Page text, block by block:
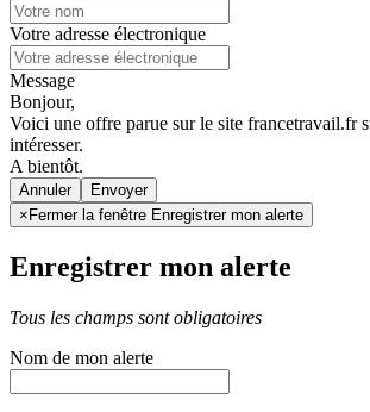
Votre adresse électronique
Message
Bonjour,
Voici une offre parue sur le site francetravail.fr
intéresser.
A bientôt.
Annuler
× Fermer la fenêtre Enregistrer mon alerte
Enregistrer mon alerte
Tous les champs sont obligatoires
Nom de mon alerte